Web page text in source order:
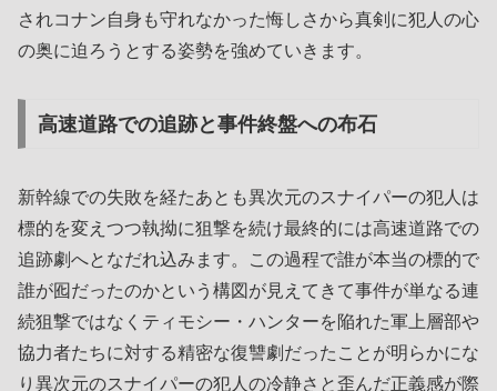
されコナン自身も守れなかった悔しさから真剣に犯人の心
の奥に迫ろうとする姿勢を強めていきます。
高速道路での追跡と事件終盤への布石
新幹線での失敗を経たあとも異次元のスナイパーの犯人は
標的を変えつつ執拗に狙撃を続け最終的には高速道路での
追跡劇へとなだれ込みます。この過程で誰が本当の標的で
誰が囮だったのかという構図が見えてきて事件が単なる連
続狙撃ではなくティモシー・ハンターを陥れた軍上層部や
協力者たちに対する精密な復讐劇だったことが明らかにな
り異次元のスナイパーの犯人の冷静さと歪んだ正義感が際